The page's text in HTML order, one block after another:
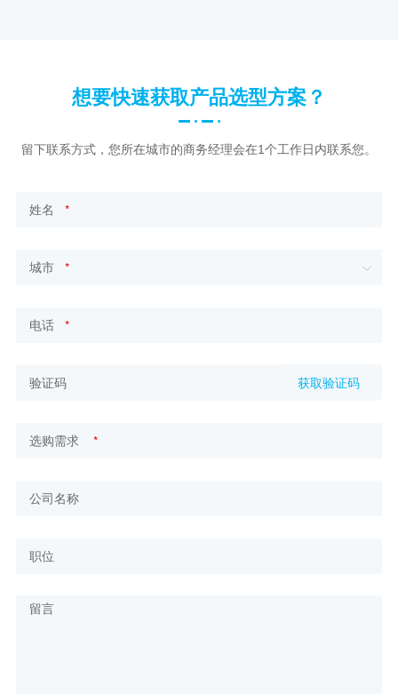
想要快速获取产品选型方案？
留下联系方式，您所在城市的商务经理会在1个工作日内联系您。
*
*
*
获取验证码
*